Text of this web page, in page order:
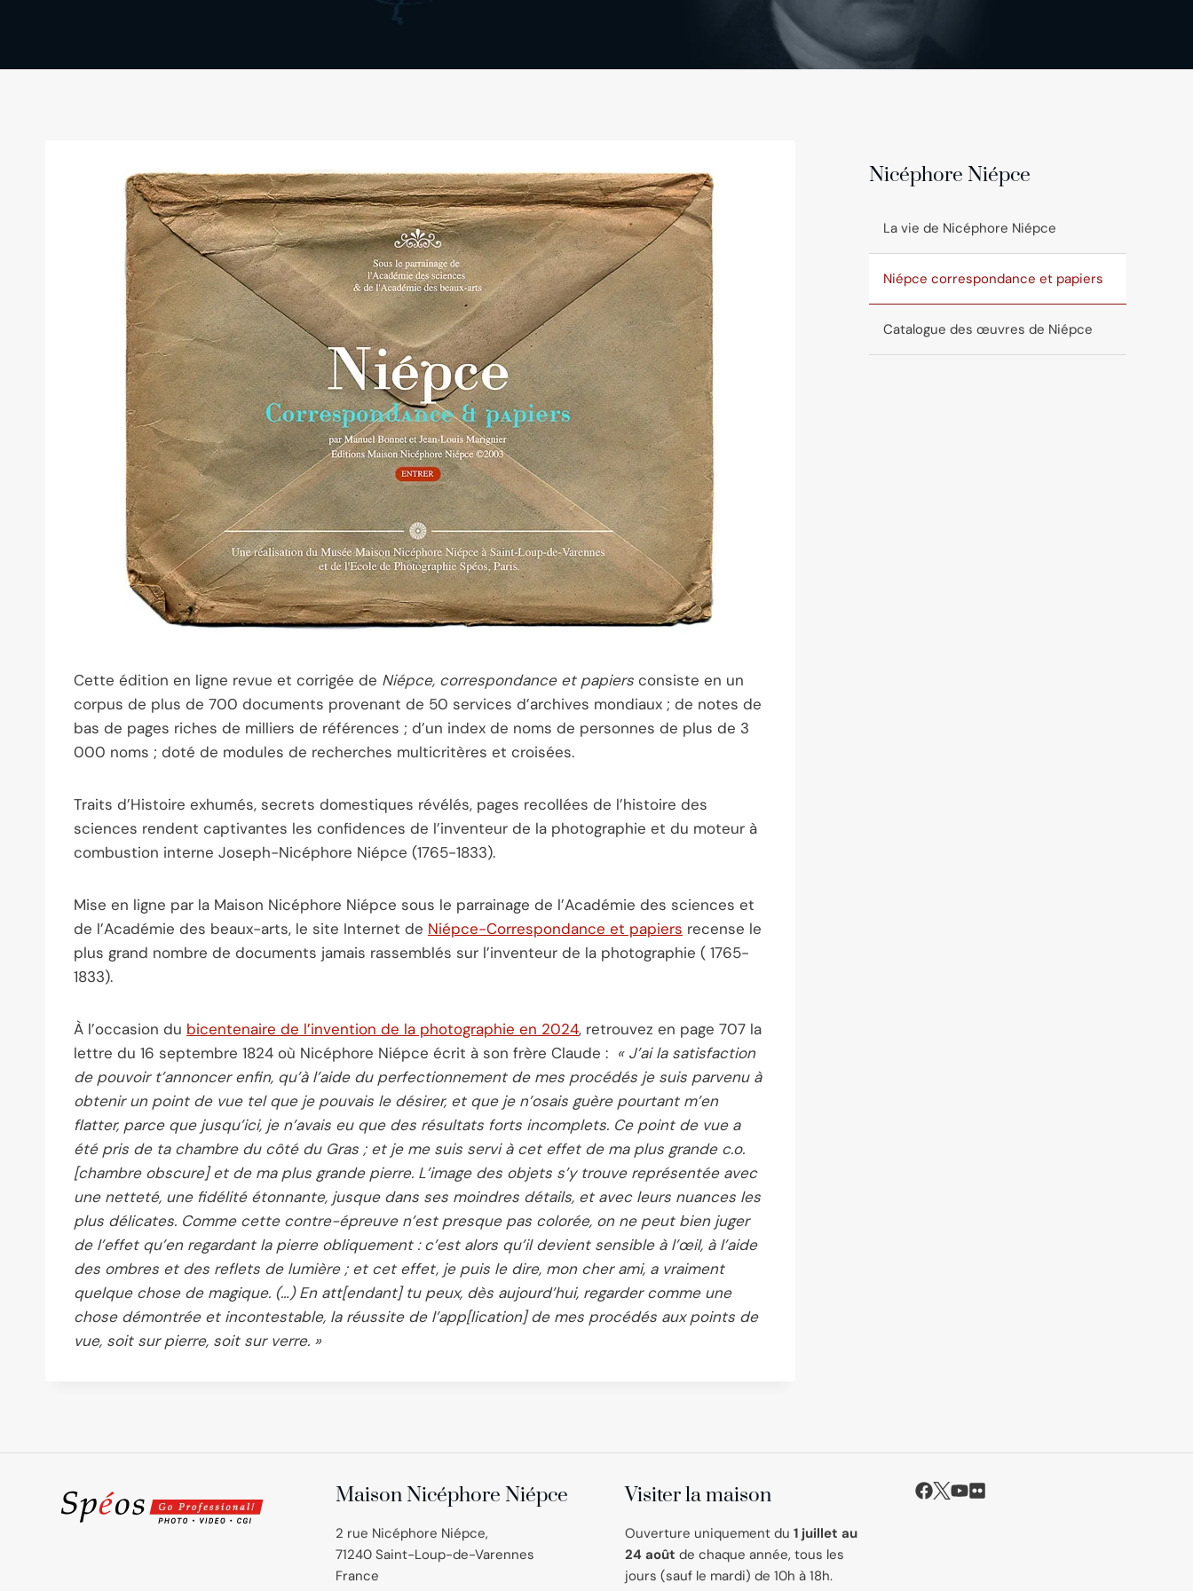
Cette édition en ligne revue et corrigée de Niépce, correspondance et papiers consiste en un
corpus de plus de 700 documents provenant de 50 services d’archives mondiaux ; de notes de
bas de pages riches de milliers de références ; d’un index de noms de personnes de plus de 3
000 noms ; doté de modules de recherches multicritères et croisées.
Traits d’Histoire exhumés, secrets domestiques révélés, pages recollées de l’histoire des
sciences rendent captivantes les confidences de l’inventeur de la photographie et du moteur à
combustion interne Joseph-Nicéphore Niépce (1765-1833).
Mise en ligne par la Maison Nicéphore Niépce sous le parrainage de l’Académie des sciences et
de l’Académie des beaux-arts, le site Internet de Niépce-Correspondance et papiers recense le
plus grand nombre de documents jamais rassemblés sur l’inventeur de la photographie ( 1765-
1833).
À l’occasion du bicentenaire de l’invention de la photographie en 2024, retrouvez en page 707 la
lettre du 16 septembre 1824 où Nicéphore Niépce écrit à son frère Claude : « J’ai la satisfaction
de pouvoir t’annoncer enfin, qu’à l’aide du perfectionnement de mes procédés je suis parvenu à
obtenir un point de vue tel que je pouvais le désirer, et que je n’osais guère pourtant m’en
flatter, parce que jusqu’ici, je n’avais eu que des résultats forts incomplets. Ce point de vue a
été pris de ta chambre du côté du Gras ; et je me suis servi à cet effet de ma plus grande c.o.
[chambre obscure] et de ma plus grande pierre. L’image des objets s’y trouve représentée avec
une netteté, une fidélité étonnante, jusque dans ses moindres détails, et avec leurs nuances les
plus délicates. Comme cette contre-épreuve n’est presque pas colorée, on ne peut bien juger
de l’effet qu’en regardant la pierre obliquement : c’est alors qu’il devient sensible à l’œil, à l’aide
des ombres et des reflets de lumière ; et cet effet, je puis le dire, mon cher ami, a vraiment
quelque chose de magique. (…) En att[endant] tu peux, dès aujourd’hui, regarder comme une
chose démontrée et incontestable, la réussite de l’app[lication] de mes procédés aux points de
vue, soit sur pierre, soit sur verre. »
Nicéphore Niépce
La vie de Nicéphore Niépce
Niépce correspondance et papiers
Catalogue des œuvres de Niépce
Maison Nicéphore Niépce
2 rue Nicéphore Niépce,
71240 Saint-Loup-de-Varennes
France
Visiter la maison
Ouverture uniquement du 1 juillet au
24 août de chaque année, tous les
jours (sauf le mardi) de 10h à 18h.